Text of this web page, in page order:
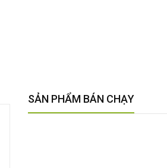
SẢN PHẨM BÁN CHẠY